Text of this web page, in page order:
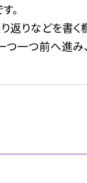
。
返りなどを書
つ一つ前へ進